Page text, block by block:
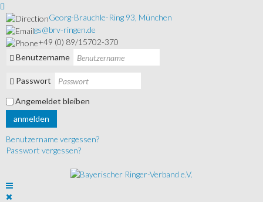
Georg-Brauchle-Ring 93, München
gs@brv-ringen.de
+49 (0) 89/15702-370
Benutzername
Passwort
Angemeldet bleiben
anmelden
Benutzername vergessen?
Passwort vergessen?